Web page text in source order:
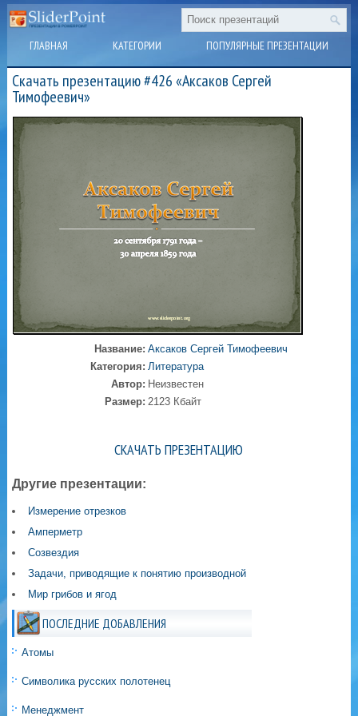
ГЛАВНАЯ КАТЕГОРИИ ПОПУЛЯРНЫЕ ПРЕЗЕНТАЦИИ
Скачать презентацию #426 «Аксаков Сергей
Тимофеевич»
Название: Аксаков Сергей Тимофеевич
Категория: Литература
Автор: Неизвестен
Размер: 2123 Кбайт
СКАЧАТЬ ПРЕЗЕНТАЦИЮ
Другие презентации:
Измерение отрезков
Амперметр
Созвездия
Задачи, приводящие к понятию производной
Мир грибов и ягод
ПОСЛЕДНИЕ ДОБАВЛЕНИЯ
Атомы
Символика русских полотенец
Менеджмент